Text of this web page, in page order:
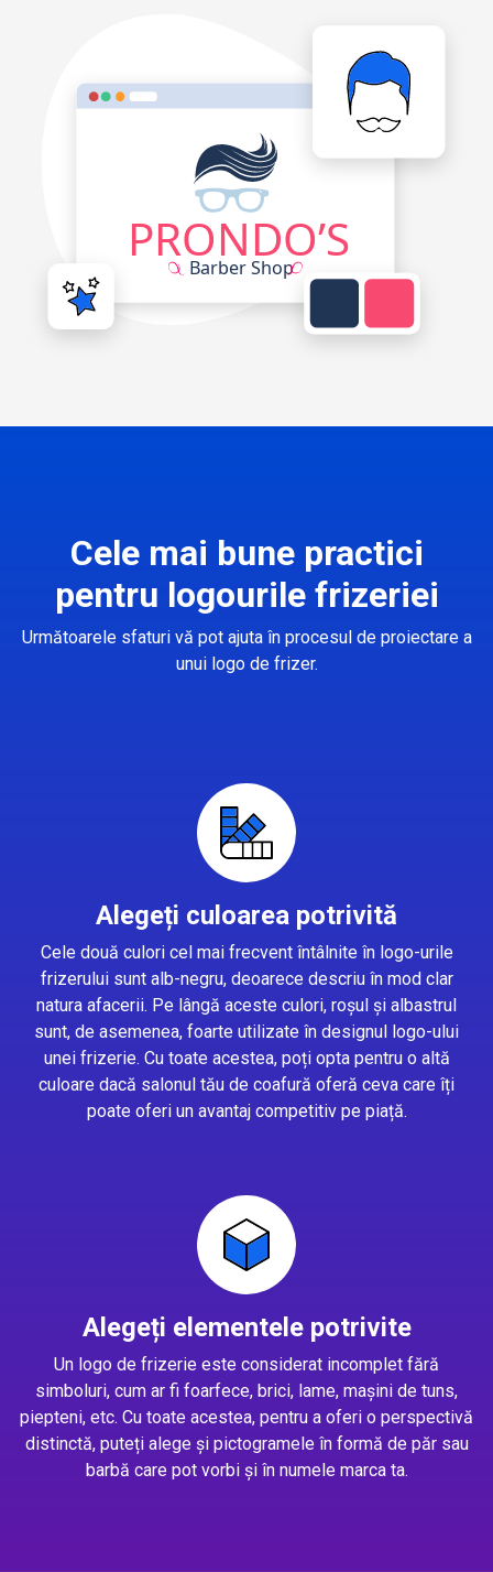
Cele mai bune practici
pentru logourile frizeriei
Următoarele sfaturi vă pot ajuta în procesul de proiectare a
unui logo de frizer.
Alegeți culoarea potrivită
Cele două culori cel mai frecvent întâlnite în logo-urile
frizerului sunt alb-negru, deoarece descriu în mod clar
natura afacerii. Pe lângă aceste culori, roșul și albastrul
sunt, de asemenea, foarte utilizate în designul logo-ului
unei frizerie. Cu toate acestea, poți opta pentru o altă
culoare dacă salonul tău de coafură oferă ceva care îți
poate oferi un avantaj competitiv pe piață.
Alegeți elementele potrivite
Un logo de frizerie este considerat incomplet fără
simboluri, cum ar fi foarfece, brici, lame, mașini de tuns,
piepteni, etc. Cu toate acestea, pentru a oferi o perspectivă
distinctă, puteți alege și pictogramele în formă de păr sau
barbă care pot vorbi și în numele marca ta.